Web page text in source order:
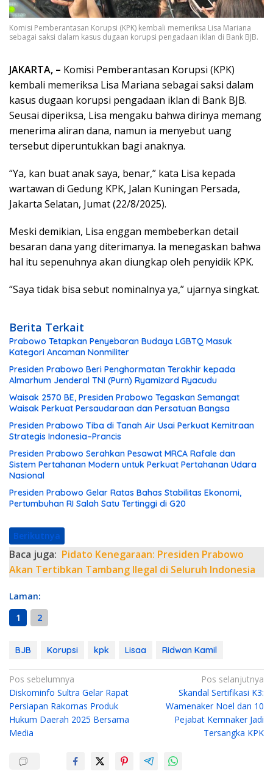
Komisi Pemberantasan Korupsi (KPK) kembali memeriksa Lisa Mariana
sebagai saksi dalam kasus dugaan korupsi pengadaan iklan di Bank BJB.
JAKARTA, – Komisi Pemberantasan Korupsi (KPK)
kembali memeriksa Lisa Mariana sebagai saksi dalam
kasus dugaan korupsi pengadaan iklan di Bank BJB.
Seusai diperiksa, Lisa mengaku bahwa dirinya memang
menerima aliran dana, namun ia menyebut uang
tersebut diperuntukkan bagi anaknya.
“Ya, kan buat anak saya, benar,” kata Lisa kepada
wartawan di Gedung KPK, Jalan Kuningan Persada,
Jakarta Selatan, Jumat (22/8/2025).
Meski demikian, Lisa enggan membeberkan detail
besaran dana yang diterimanya. Ia menegaskan bahwa
hal itu sepenuhnya akan diungkap oleh penyidik KPK.
“Saya tidak bisa sebut nominalnya ya,” ujarnya singkat.
Berita Terkait
Prabowo Tetapkan Penyebaran Budaya LGBTQ Masuk
Kategori Ancaman Nonmiliter
Presiden Prabowo Beri Penghormatan Terakhir kepada
Almarhum Jenderal TNI (Purn) Ryamizard Ryacudu
Waisak 2570 BE, Presiden Prabowo Tegaskan Semangat
Waisak Perkuat Persaudaraan dan Persatuan Bangsa
Presiden Prabowo Tiba di Tanah Air Usai Perkuat Kemitraan
Strategis Indonesia–Prancis
Presiden Prabowo Serahkan Pesawat MRCA Rafale dan
Sistem Pertahanan Modern untuk Perkuat Pertahanan Udara
Nasional
Presiden Prabowo Gelar Ratas Bahas Stabilitas Ekonomi,
Pertumbuhan RI Salah Satu Tertinggi di G20
Berikutnya
Baca juga: Pidato Kenegaraan: Presiden Prabowo
Akan Tertibkan Tambang Ilegal di Seluruh Indonesia
Laman:
1
2
BJB Korupsi kpk Lisaa Ridwan Kamil
N
a
v
i
Pos sebelumnya
Diskominfo Sultra Gelar Rapat
Persiapan Rakornas Produk
Hukum Daerah 2025 Bersama
Media
Pos selanjutnya
Skandal Sertifikasi K3:
Wamenaker Noel dan 10
Pejabat Kemnaker Jadi
Tersangka KPK